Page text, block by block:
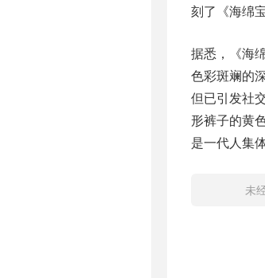
刻了《海绵
据悉，《海
色彩斑斓的
但已引发社
形裤子的黄
是一代人集
未